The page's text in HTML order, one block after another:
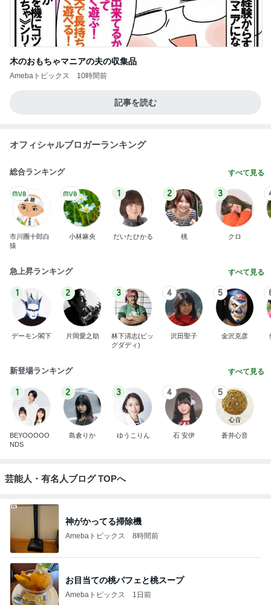
木のおもちゃマニアの夫の収集品
Amebaトピックス 10時間前
記事を読む
オフィシャルブロガーランキング
総合ランキング すべて見る
市川團十郎白
猿
小林麻央
1
だいたひかる
2
桃
3
クロ
急上昇ランキング すべて見る
1
デーモン閣下
2
片岡愛之助
3
林下清志(ビッ
グダディ)
4
沢田聖子
5
金沢克彦
新登場ランキング すべて見る
1
BEYOOOOO
NDS
2
島倉りか
3
ゆうこりん
4
石 安伊
5
蒼井心音
芸能人・有名人ブログ TOPへ
神がかってる掃除機
Amebaトピックス 8時間前
お目当ての桃パフェと桃スープ
Amebaトピックス 1日前